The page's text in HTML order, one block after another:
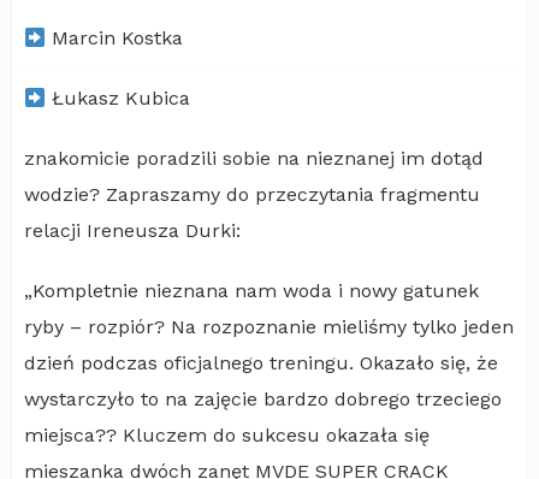
Marcin Kostka
Łukasz Kubica
znakomicie poradzili sobie na nieznanej im dotąd
wodzie? Zapraszamy do przeczytania fragmentu
relacji Ireneusza Durki:
„Kompletnie nieznana nam woda i nowy gatunek
ryby – rozpiór? Na rozpoznanie mieliśmy tylko jeden
dzień podczas oficjalnego treningu. Okazało się, że
wystarczyło to na zajęcie bardzo dobrego trzeciego
miejsca?? Kluczem do sukcesu okazała się
mieszanka dwóch zanęt MVDE SUPER CRACK